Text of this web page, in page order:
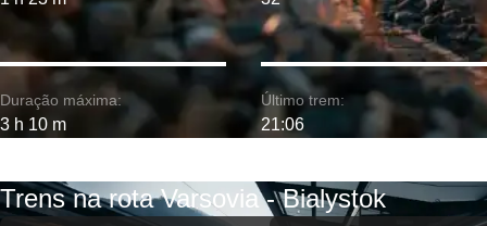
Duração máxima:
3 h 10 m
Último trem:
21:06
Trens na rota Varsovia - Bialystok